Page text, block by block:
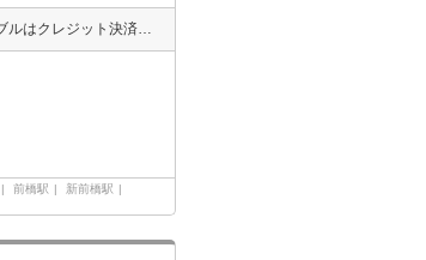
LINE申込対応（来店不要）現地待ち合わせOK！エイブル高崎駅前店のおすすめ！ エイブルはクレジット決済可能です！初期費用等のご相談もOK！保証人も不要です！お店は提携駐車場がございます。『ココ・ウエスト』で検索下さい（＾＾）エイブル高崎駅前店は賃貸・売買・管理など不動産全般でご相談できます（＾＾）♪
前橋駅
新前橋駅